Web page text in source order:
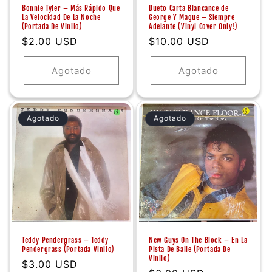
Bonnie Tyler ‎– Más Rápido Que
La Velocidad De La Noche
(Portada De Vinilo)
Precio
habitual
$2.00 USD
Agotado
Dueto Carta Blancance de
George Y Mague ‎– Siempre
Adelante (Vinyl Cover Only!)
Precio
habitual
$10.00 USD
Agotado
Agotado
Teddy Pendergrass ‎– Teddy
Pendergrass (Portada Vinilo)
Precio
$3.00 USD
Agotado
New Guys On The Block ‎– En La
Pista De Baile (Portada De
Vinilo)